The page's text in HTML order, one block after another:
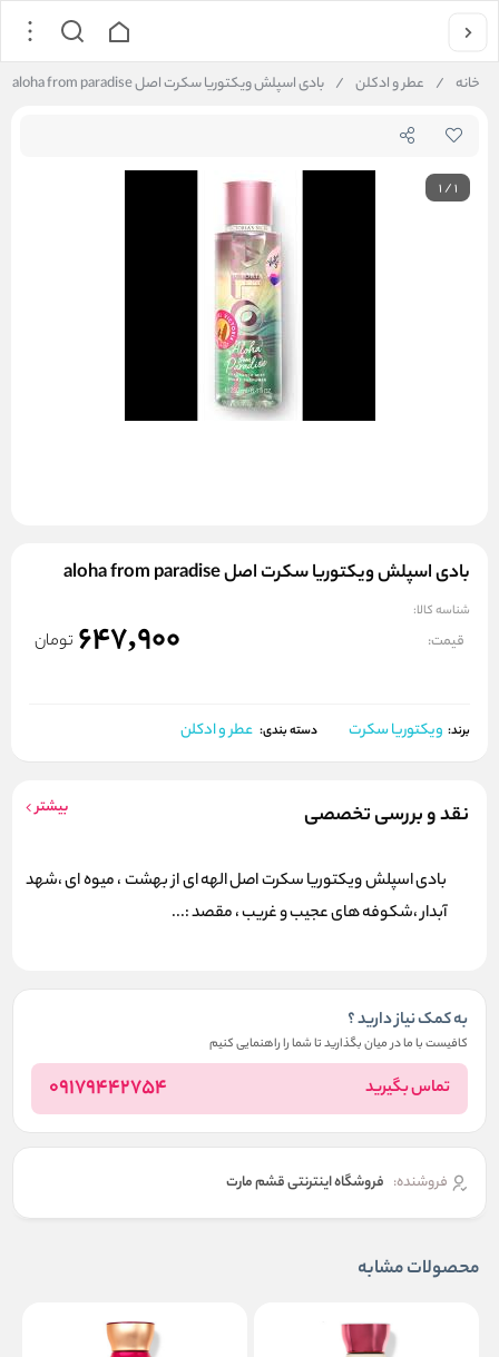
خانه / عطر و ادکلن / بادی اسپلش ویکتوریا سکرت اصل aloha from paradise
1/1
بادی اسپلش ویکتوریا سکرت اصل aloha from paradise
شناسه کالا:
قیمت: 647,900 تومان
برند: ویکتوریا سکرت دسته بندی: عطر و ادکلن
نقد و بررسی تخصصی بیشتر
بادی اسپلش ویکتوریا سکرت اصل الهه ای از بهشت ، میوه ای ،شهد
آبدار ،شکوفه های عجیب و غریب ، مقصد :...
به کمک نیاز دارید ؟
کافیست با ما در میان بگذارید تا شما را راهنمایی کنیم
تماس بگیرید 09179442754
فروشنده: فروشگاه اینترنتی قشم مارت
محصولات مشابه